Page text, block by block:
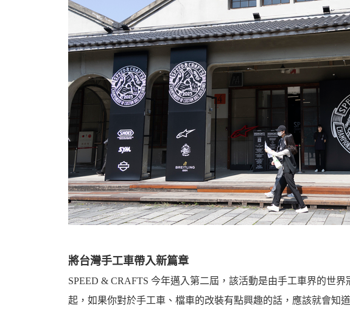
訊
網
將台灣手工車帶入新篇章
SPEED & CRAFTS 今年邁入第二屆，該活動是由手工車界的世界
起，如果你對於手工車、檔車的改裝有點興趣的話，應該就會知